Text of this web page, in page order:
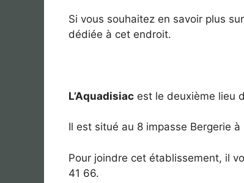
Si vous souhaitez en savoir plus
dédiée à cet endroit.
L’Aquadisiac est le deuxième lieu
Il est situé au 8 impasse Bergerie à
Pour joindre cet établissement, il
41 66.